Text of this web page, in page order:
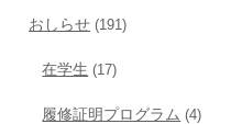
おしらせ (191)
在学生 (17)
履修証明プログラム (4)